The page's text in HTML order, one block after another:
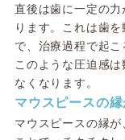
直後は歯に一定の
ります。これは歯
で、治療過程で起こ
このような圧迫感
なくなります。
マウスピースの
マウスピースの縁